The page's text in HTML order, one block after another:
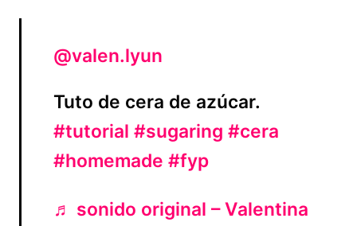
@valen.lyun
Tuto de cera de azúcar.
#tutorial #sugaring #cera
#homemade #fyp
♬ sonido original – Valentina